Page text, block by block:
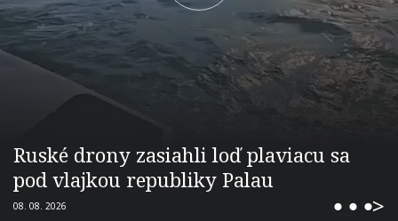
Ruské drony zasiahli loď plaviacu sa
pod vlajkou republiky Palau
08. 08. 2026 ⬤ ⬤ ⬤>